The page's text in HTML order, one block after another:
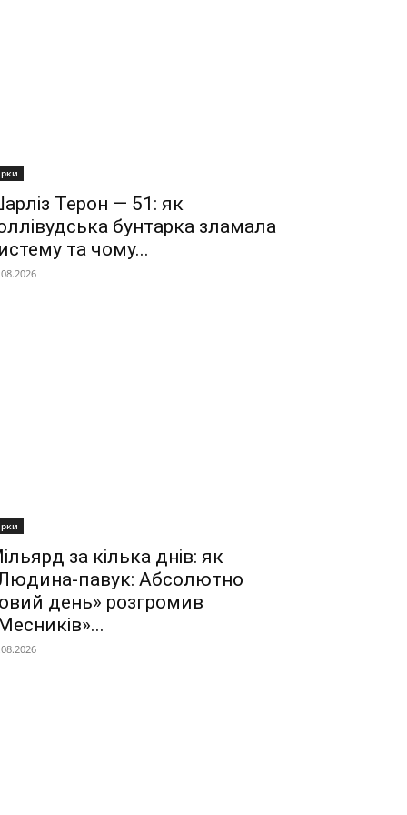
Терон — 51: як
бунтарка зламала
та чому...
за кілька днів: як
павук: Абсолютно
день» розгромив